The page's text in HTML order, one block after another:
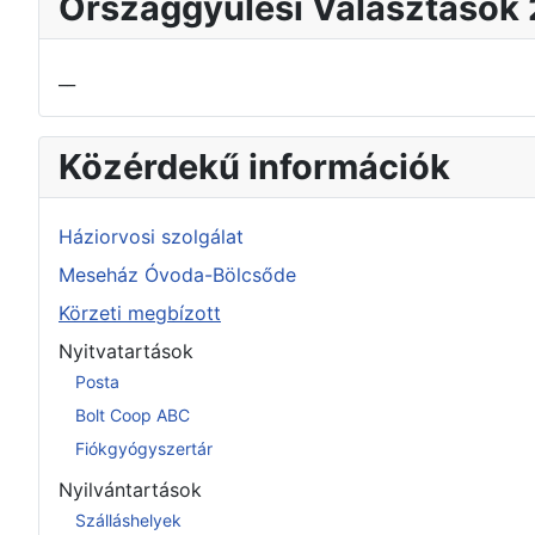
Közérdekű információk
Háziorvosi szolgálat
Meseház Óvoda-Bölcsőde
Körzeti megbízott
Nyitvatartások
Posta
Bolt Coop ABC
Fiókgyógyszertár
Nyilvántartások
Szálláshelyek